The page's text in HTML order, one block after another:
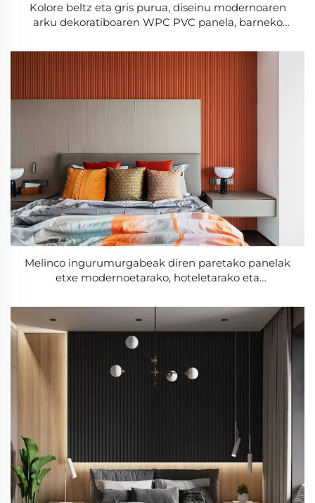
Kolore beltz eta gris purua, diseinu modernoaren
arku dekoratiboaren WPC PVC panela, barneko
Melinco ingurumurgabeak diren paretako panelak
etxe modernoetarako, hoteletarako eta
eta testura bukatua